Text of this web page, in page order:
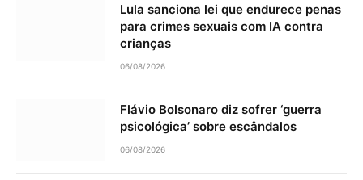
Lula sanciona lei que endurece penas
para crimes sexuais com IA contra
crianças
06/08/2026
Flávio Bolsonaro diz sofrer ‘guerra
psicológica’ sobre escândalos
06/08/2026